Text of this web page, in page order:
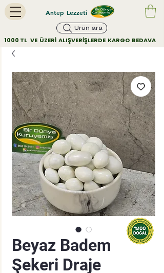
Antep Lezzeti
Ürün ara
1000 TL   VE  ÜZERİ  ALIŞVERİŞLERDE  KARGO  BEDAVA
Beyaz Badem
Şekeri Draje